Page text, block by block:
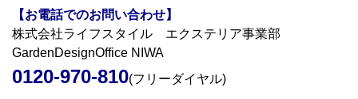
【お電話でのお問い合わせ】
株式会社ライフスタイル エクステリア事業部
GardenDesignOffice NIWA
0120-970-810(フリーダイヤル)